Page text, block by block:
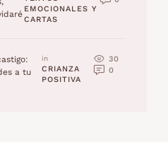
EMOCIONALES Y
CARTAS
a tu
in
CRIANZA
POSITIVA
30
0